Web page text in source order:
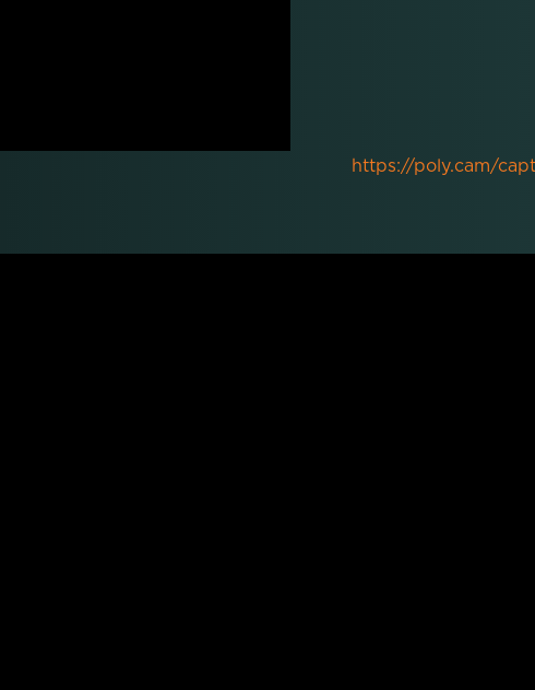
https://poly.cam/